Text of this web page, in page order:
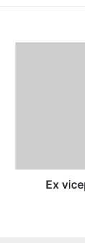
Ex